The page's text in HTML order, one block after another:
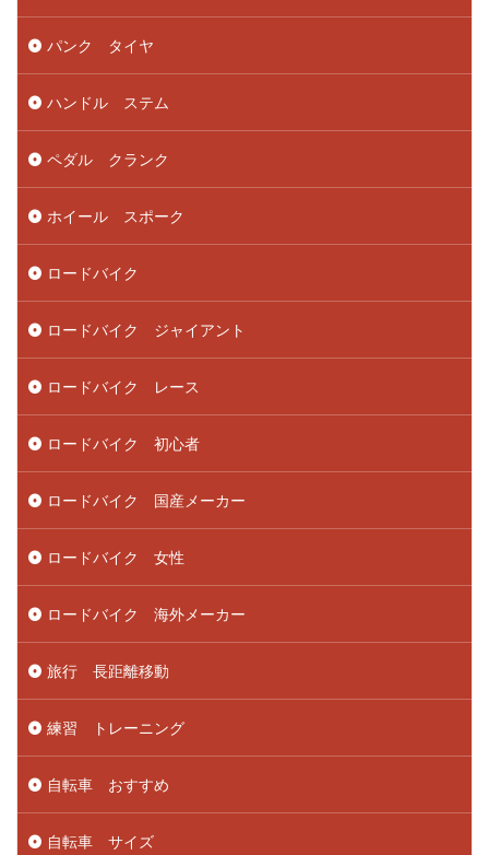
パンク タイヤ
ハンドル ステム
ペダル クランク
ホイール スポーク
ロードバイク
ロードバイク ジャイアント
ロードバイク レース
ロードバイク 初心者
ロードバイク 国産メーカー
ロードバイク 女性
ロードバイク 海外メーカー
旅行 長距離移動
練習 トレーニング
自転車 おすすめ
自転車 サイズ